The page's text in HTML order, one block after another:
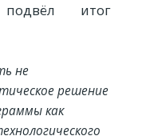
итог
не
решение
как